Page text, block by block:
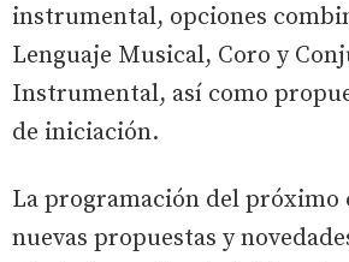
instrumental, opciones
Lenguaje Musical, Coro y
Instrumental, así como
de iniciación.
La programación del
nuevas propuestas y